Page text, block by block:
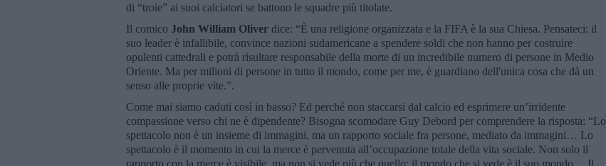
di “troie” ai suoi calciatori se battono le squadre più titolate.
Il comico John William Oliver dice: “È una religione organizzata e la FIFA è la sua Chiesa. Pensateci: il
suo leader è infallibile, convince nazioni sudamericane a spendere soldi che non hanno per costruire
opulenti cattedrali e potrà risultare responsabile della morte di un incredibile numero di persone in Medio
Oriente. Ma per milioni di persone in tutto il mondo, come per me, è guardiano dell'unica cosa che dà un
senso alle proprie vite.”.
Come mai siamo caduti così in basso? Ed perché non staccarsi dal calcio ed esprimere un’irridente
compassione verso chi ne è dipendente? Bisogna scomodare Guy Debord per comprendere la risposta: “Lo
spettacolo non è un insieme di immagini, ma un rapporto sociale fra persone, mediato da immagini… Lo
spettacolo è il momento in cui la merce è pervenuta all’occupazione totale della vita sociale. Non solo il
rapporto con la merce è visibile, ma non si vede più che quello: il mondo che si vede è il suo mondo… Il